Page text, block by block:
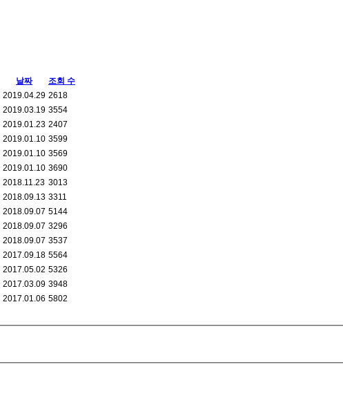
날짜
조회 수
2019.04.29 2618
2019.03.19 3554
2019.01.23 2407
2019.01.10 3599
2019.01.10 3569
2019.01.10 3690
2018.11.23 3013
2018.09.13 3311
2018.09.07 5144
2018.09.07 3296
2018.09.07 3537
2017.09.18 5564
2017.05.02 5326
2017.03.09 3948
2017.01.06 5802